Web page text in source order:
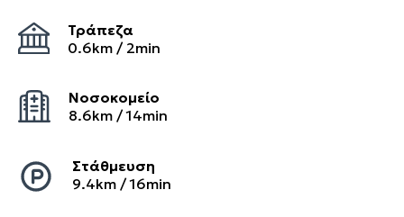
Τράπεζα
0.6km / 2min
Νοσοκομείο
8.6km /14min
Στάθμευση
9.4km /16min